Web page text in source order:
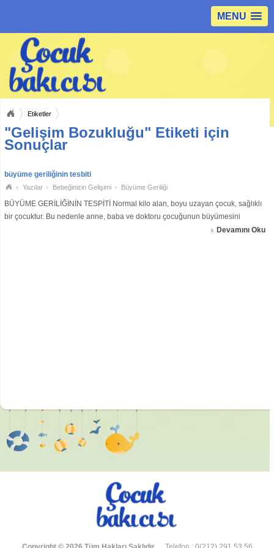
MENU
Etiketler
"Gelişim Bozukluğu" Etiketi için
Sonuçlar
büyüme geriliğinin tesbiti
Yazılar Bebeğinizin Gelişimi Büyüme Geriliği
BÜYÜME GERİLİĞİNİN TESPİTİ Normal kilo alan, boyu uzayan çocuk, sağlıklı
bir çocuktur. Bu nedenle anne, baba ve doktoru çocuğunun büyümesini
yakından izlemeli, boy ve kilosunu düzenli aralıklarla ölçüp kaydetmesiDevamını Oku